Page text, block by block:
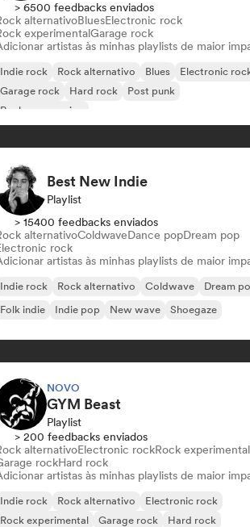
> 6500 feedbacks enviados
alternativoBluesElectronic rock
experimentalGarage rock
artistas às minhas playlists de maior
Indie rock Rock alternativo Blues
Electronic
Garage rock
Hard rock
Post punk
Rock progressivo
Best New Indie
Playlist
> 15400 feedbacks enviados
alternativoColdwaveDance popDream pop
rock
artistas às minhas playlists de maior
Indie rock Rock alternativo Coldwave
Dream
Folk indie
Indie pop New wave Shoegaze
NOVO
GYM Beast
Playlist
> 200 feedbacks enviados
alternativoElectronic rockRock experimental
rockHard rock
artistas às minhas playlists de maior
Indie rock Rock alternativo
Electronic rock
Rock experimental
Garage rock
Hard rock